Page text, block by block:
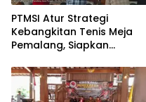
PTMSI Atur Strategi
Kebangkitan Tenis Meja
Pemalang, Siapkan